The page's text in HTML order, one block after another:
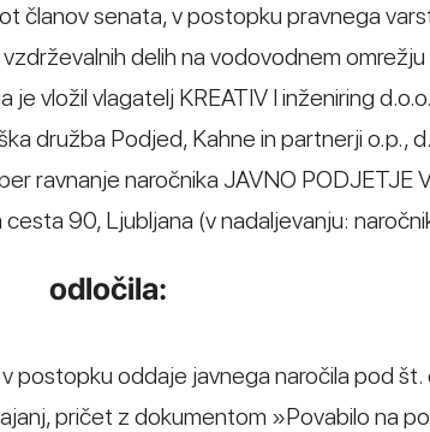
članov senata, v postopku pravnega
delih na vodovodnem
je vložil vlagatelj KREATIV I inženiring
družba Podjed, Kahne in partnerji o.p.,
ravnanje naročnika JAVNO PODJETJE
90, Ljubljana (v nadaljevanju:
odločila:
postopku oddaje javnega naročila pod št.
pričet z dokumentom »Povabilo na